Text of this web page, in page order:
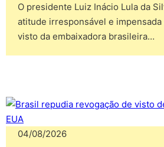
O presidente Luiz Inácio Lula da
atitude irresponsável e impensada
visto da embaixadora brasileira…
04/08/2026